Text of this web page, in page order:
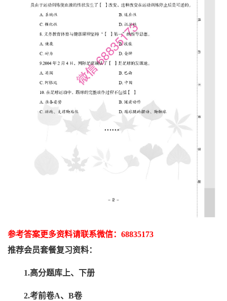
参考答案更多资料请联系微信： 68835173
推荐会员套餐复习资料：
1.高分题库上、下册
2.考前卷A、B卷